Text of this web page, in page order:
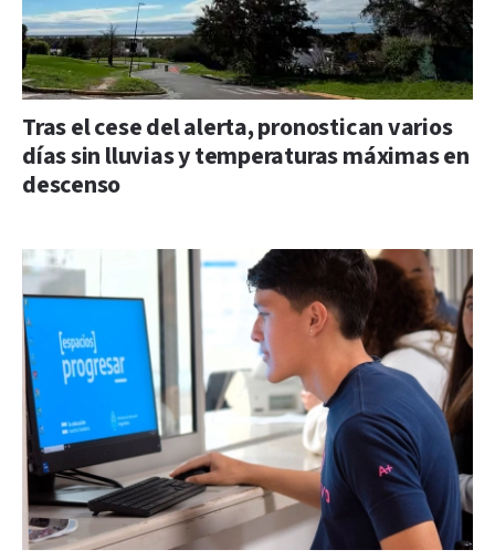
Tras el cese del alerta, pronostican varios
días sin lluvias y temperaturas máximas en
descenso